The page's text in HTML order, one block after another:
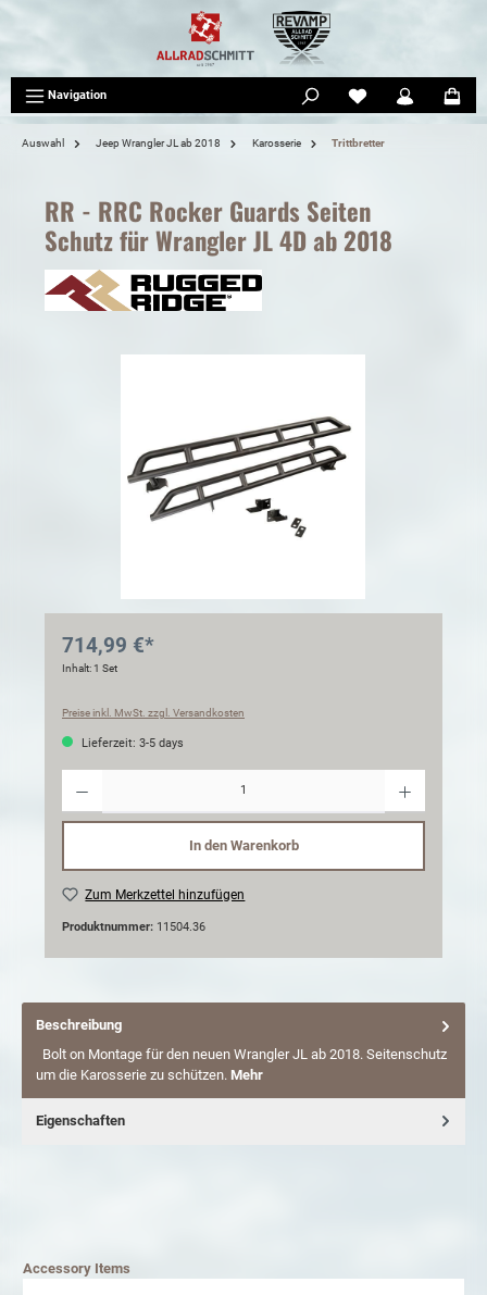
Navigation
Auswahl Jeep Wrangler JL ab 2018 Karosserie Trittbretter
RR - RRC Rocker Guards Seiten
Schutz für Wrangler JL 4D ab 2018
714,99 €*
Inhalt:1 Set
Preise inkl. MwSt. zzgl. Versandkosten
Lieferzeit: 3-5 days
In den Warenkorb
Zum Merkzettel hinzufügen
Produktnummer: 11504.36
Beschreibung
Bolt on Montage für den neuen Wrangler JL ab 2018. Seitenschutz
um die Karosserie zu schützen. Mehr
Eigenschaften
Accessory Items